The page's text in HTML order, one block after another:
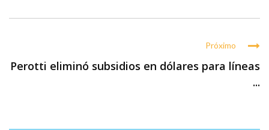
Próximo
Perotti eliminó subsidios en dólares para líneas
...